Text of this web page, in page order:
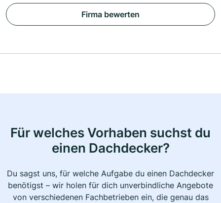
Firma bewerten
Für welches Vorhaben suchst du
einen Dachdecker?
Du sagst uns, für welche Aufgabe du einen Dachdecker
benötigst – wir holen für dich unverbindliche Angebote
von verschiedenen Fachbetrieben ein, die genau das